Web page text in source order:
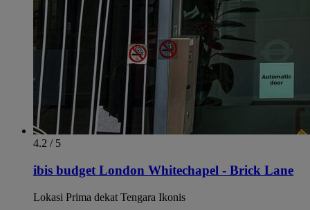
4.2 / 5
ibis budget London Whitechapel - Brick Lane
Lokasi Prima dekat Tengara Ikonis